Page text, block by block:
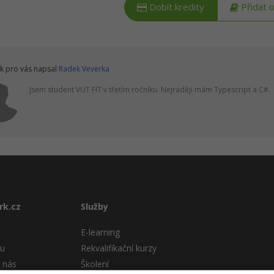
Dobít kredity Přidat
pro vás napsal Radek Veverka
Jsem student VUT FIT v třetím ročníku. Nejraději mám Typescript a C#.
nás
Služby
E-learning
Rekvalifikační kurzy
Školení